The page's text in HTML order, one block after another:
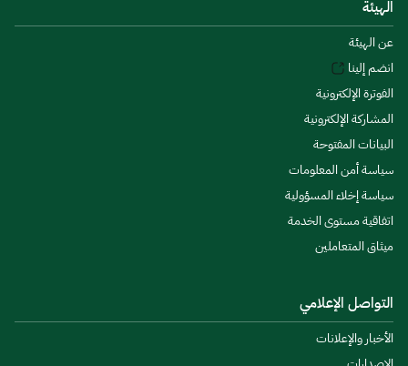
الهيئة
عن الهيئة
انضم إلينا
الفوترة الإلكترونية
المشاركة الإلكترونية
البيانات المفتوحة
سياسة أمن المعلومات
سياسة إخلاء المسؤولية
اتفاقية مستوى الخدمة
ميثاق المتعاملين
التواصل الإعلامي
الأخبار والإعلانات